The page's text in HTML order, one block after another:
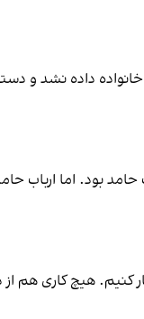
به خانواده داده نشد و
بود. اما ارباب
کنیم. هیچ کاری هم